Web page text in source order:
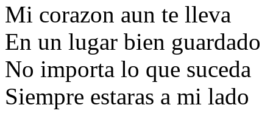
Mi corazon aun te lleva
En un lugar bien guardado
No importa lo que suceda
Siempre estaras a mi lado